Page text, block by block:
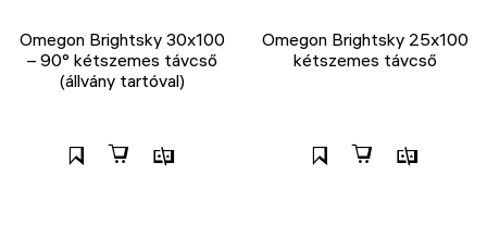
Omegon Brightsky 30x100
– 90° kétszemes távcső
(állvány tartóval)
Omegon Brightsky 25x100
kétszemes távcső